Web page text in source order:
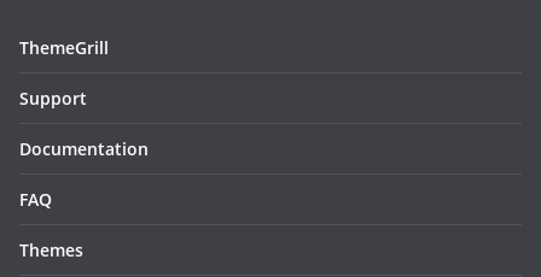
ThemeGrill
Support
Documentation
FAQ
Themes